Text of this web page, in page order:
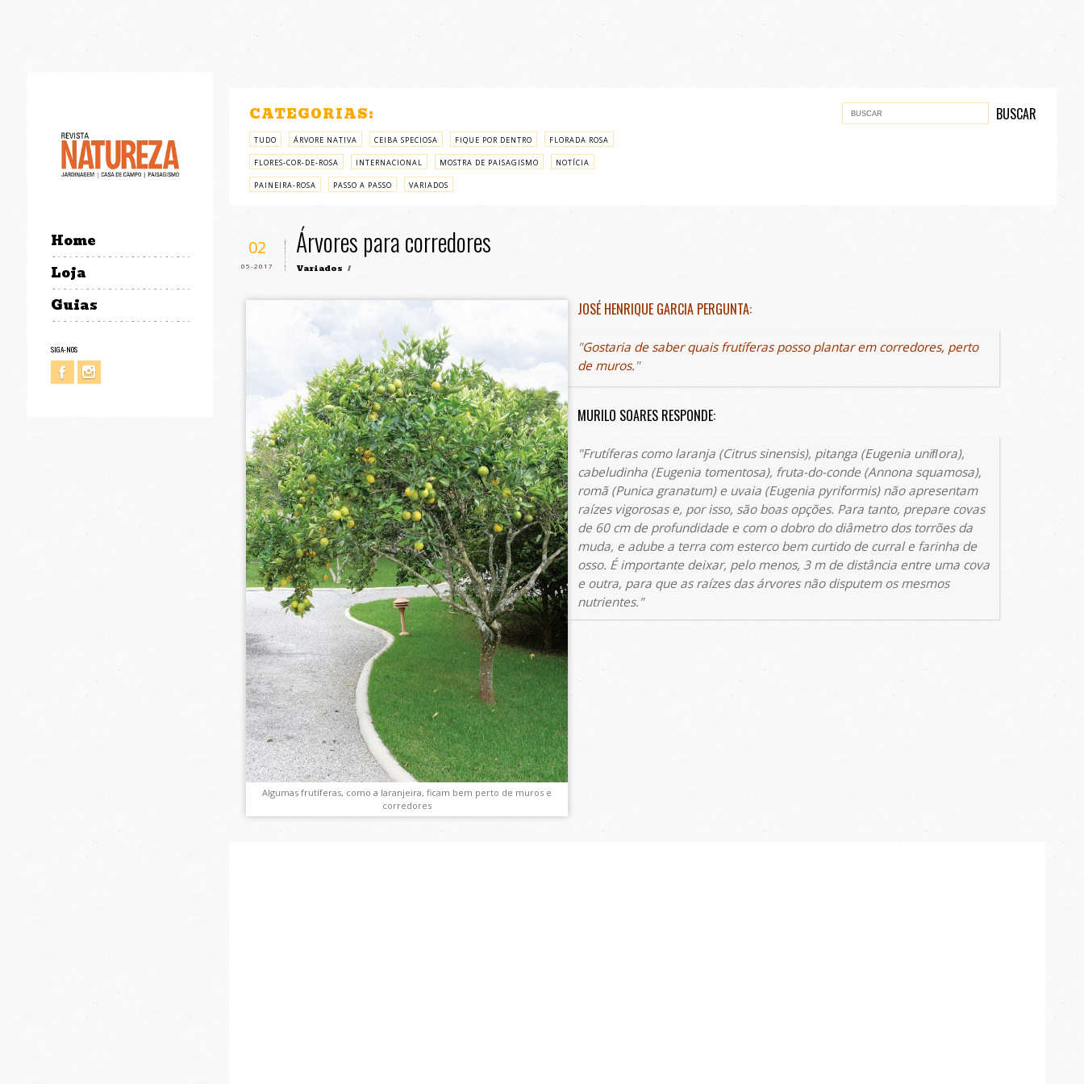
Home
Loja
Guias
SIGA-NOS
CATEGORIAS:
TUDO ÁRVORE NATIVA CEIBA SPECIOSA FIQUE POR DENTRO FLORADA ROSA
FLORES-COR-DE-ROSA INTERNACIONAL MOSTRA DE PAISAGISMO NOTÍCIA
PAINEIRA-ROSA PASSO A PASSO VARIADOS
02
05-2017
Árvores para corredores
Variados /
Algumas frutíferas, como a laranjeira, ficam bem perto de muros e
corredores
JOSÉ HENRIQUE GARCIA PERGUNTA:
Gostaria de saber quais frutíferas posso plantar em corredores, perto
de muros.
MURILO SOARES RESPONDE:
Frutíferas como laranja (Citrus sinensis), pitanga (Eugenia uniﬂora),
cabeludinha (Eugenia tomentosa), fruta-do-conde (Annona squamosa),
romã (Punica granatum) e uvaia (Eugenia pyriformis) não apresentam
raízes vigorosas e, por isso, são boas opções. Para tanto, prepare covas
de 60 cm de profundidade e com o dobro do diâmetro dos torrões da
muda, e adube a terra com esterco bem curtido de curral e farinha de
osso. É importante deixar, pelo menos, 3 m de distância entre uma cova
e outra, para que as raízes das árvores não disputem os mesmos
nutrientes.